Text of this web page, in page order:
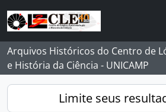
Skip to main content
Arquivos Históricos do Centro de
e História da Ciência - UNICAMP
Limite seus